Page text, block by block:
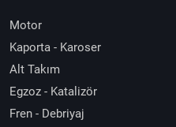
Motor
Kaporta - Karoser
Alt Takım
Egzoz - Katalizör
Fren - Debriyaj